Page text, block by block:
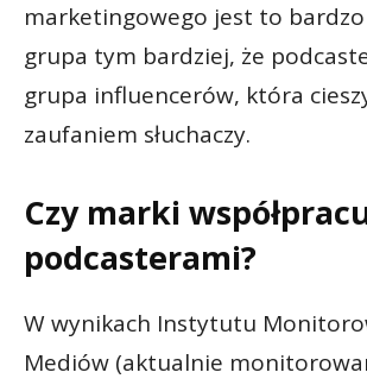
marketingowego jest to bardzo
grupa tym bardziej, że
grupa influencerów, która
zaufaniem słuchaczy.
Czy marki
podcasterami?
W wynikach Instytutu
Mediów (aktualnie